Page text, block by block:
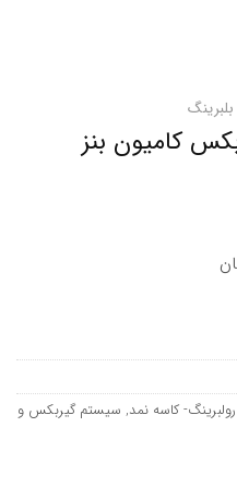
بلبرینگ
کامیون بنز
کاسه نمد, سیستم گیربکس و